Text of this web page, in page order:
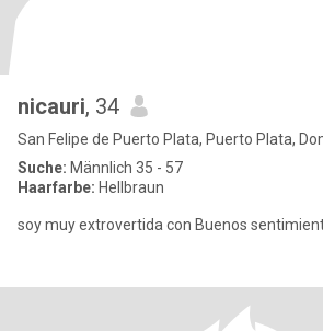
nicauri, 34
San Felipe de Puerto Plata, Puerto Plata,
Suche: Männlich 35 - 57
Haarfarbe: Hellbraun
soy muy extrovertida con Buenos